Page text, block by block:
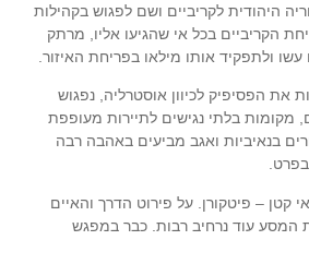
היהודית לקריביים ושם לפגוש בקהילות
הקריביים בכל אי שהגיעו אליו, מרתק
ולתפקיד אותו מילאו בפריחת האיזור.
את הפסיפיק לכיוון אוסטרליה, נפגוש
מקומות בלתי נגישים לתיירות מעופפת
בנאיביות ואגב מביעים באהבה רבה
קטן – פיטקורן. על פירוט הדרך והאיים
המסע עוד נרחיב רבות. כבר במפגש